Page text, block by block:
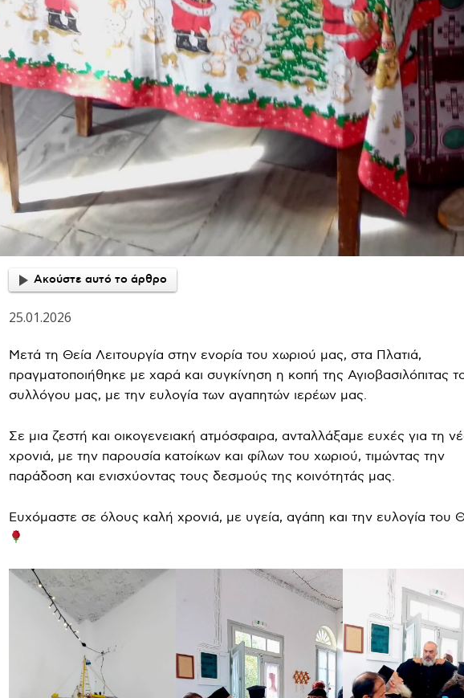
Ακούστε αυτό το άρθρο
25.01.2026
Μετά τη Θεία Λειτουργία στην ενορία του χωριού μας, στα Πλατιά,
πραγματοποιήθηκε με χαρά και συγκίνηση η κοπή της Αγιοβασιλόπιτας
συλλόγου μας, με την ευλογία των αγαπητών ιερέων μας.
Σε μια ζεστή και οικογενειακή ατμόσφαιρα, ανταλλάξαμε ευχές για τη
χρονιά, με την παρουσία κατοίκων και φίλων του χωριού, τιμώντας την
παράδοση και ενισχύοντας τους δεσμούς της κοινότητάς μας.
Ευχόμαστε σε όλους καλή χρονιά, με υγεία, αγάπη και την ευλογία του